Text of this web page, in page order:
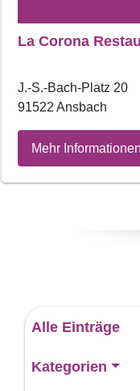
La Corona
J.-S.-Bach-Platz 20
91522 Ansbach
Mehr Informationen
Alle Einträge
Kategorien